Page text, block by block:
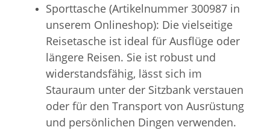
Sporttasche (Artikelnummer 300987 in
unserem Onlineshop): Die vielseitige
Reisetasche ist ideal für Ausflüge oder
längere Reisen. Sie ist robust und
widerstandsfähig, lässt sich im
Stauraum unter der Sitzbank verstauen
oder für den Transport von Ausrüstung
und persönlichen Dingen verwenden.